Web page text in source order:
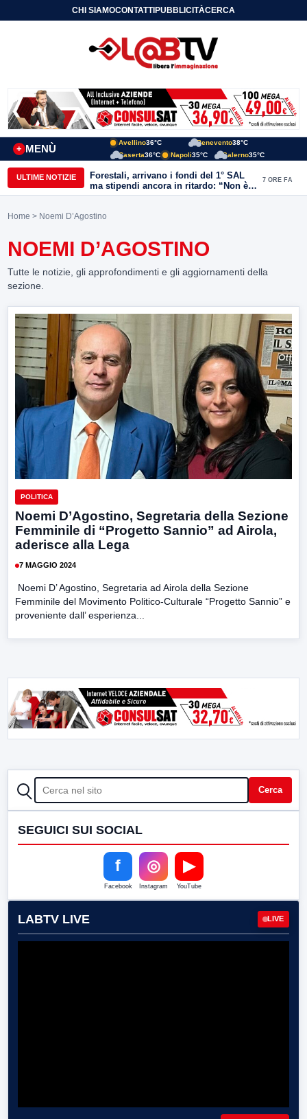
CHI SIAMOCONTATTIPUBBLICITÀCERCA
MENÙ
+
Avellino36°C Benevento38°C
Caserta36°C Napoli35°C Salerno35°C
ULTIME NOTIZIE
Forestali, arrivano i fondi del 1° SAL
ma stipendi ancora in ritardo: “Non è
più sostenibile”
7 ORE FA
Home > Noemi D’Agostino
NOEMI D’AGOSTINO
Tutte le notizie, gli approfondimenti e gli aggiornamenti della
sezione.
POLITICA
Noemi D’Agostino, Segretaria della Sezione
Femminile di “Progetto Sannio” ad Airola,
aderisce alla Lega
7 MAGGIO 2024
Noemi D’ Agostino, Segretaria ad Airola della Sezione
Femminile del Movimento Politico-Culturale “Progetto Sannio” e
proveniente dall’ esperienza...
CERCA Cerca
SEGUICI SUI SOCIAL
f
Facebook
◎
Instagram
▶
YouTube
LABTV LIVE LIVE